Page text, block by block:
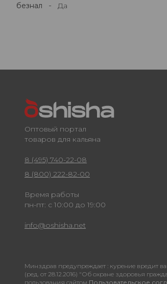
безнал
- Да
Оптовый портал
товаров для кальяна
8 (495) 740-22-08
8 (800) 222-82-00
Время работы
пн-пт: с 10:00 до 19:00
info@oshisha.net
Минздрав предупреждает : курение вредит
(ред. от 28.12.2016) "Об охране здоровья
пользования сайтом Пользовательское